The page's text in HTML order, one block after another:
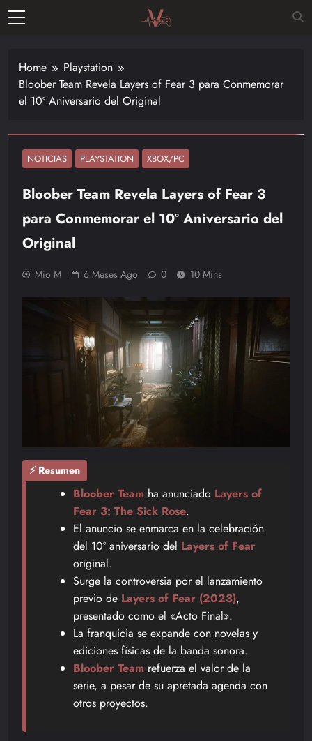
Skip
de las
últimas
novedades
los
–
Nintendo,
Playstac
Home
Playstation
Bloober Team Revela Layers of Fear 3 para Conmemorar
el 10º Aniversario del Original
NOTICIAS PLAYSTATION XBOX/PC
Bloober Team Revela Layers of Fear 3
para Conmemorar el 10º Aniversario del
Original
Mio M 6 Meses Ago 0 10 Mins
⚡ Resumen
Bloober Team ha anunciado Layers of
Fear 3: The Sick Rose.
El anuncio se enmarca en la celebración
del 10º aniversario del Layers of Fear
original.
Surge la controversia por el lanzamiento
previo de Layers of Fear (2023),
presentado como el «Acto Final».
La franquicia se expande con novelas y
ediciones físicas de la banda sonora.
Bloober Team refuerza el valor de la
serie, a pesar de su apretada agenda con
otros proyectos.